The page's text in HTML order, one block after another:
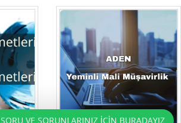
SORU VE SORUNLARINIZ İÇİN BURADAYIZ